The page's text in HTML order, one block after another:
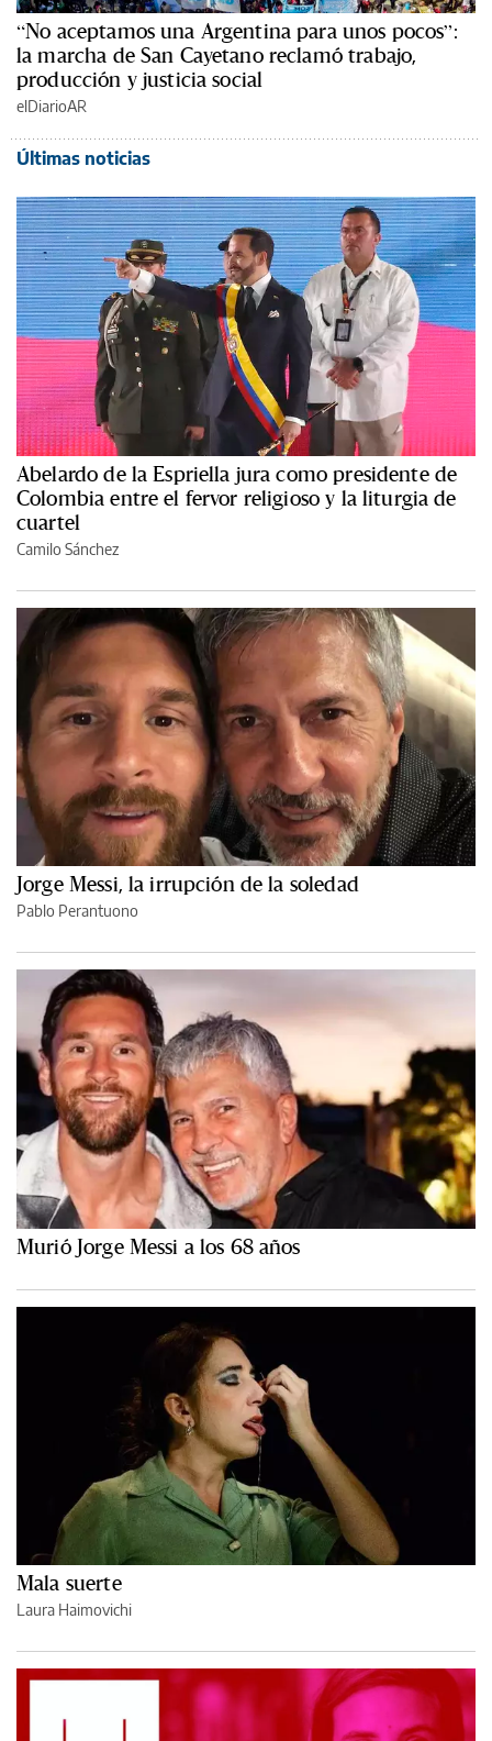
“No aceptamos una Argentina para unos pocos”:
la marcha de San Cayetano reclamó trabajo,
producción y justicia social
elDiarioAR
Últimas noticias
Abelardo de la Espriella jura como presidente de
Colombia entre el fervor religioso y la liturgia de
cuartel
Camilo Sánchez
Jorge Messi, la irrupción de la soledad
Pablo Perantuono
Murió Jorge Messi a los 68 años
Mala suerte
Laura Haimovichi